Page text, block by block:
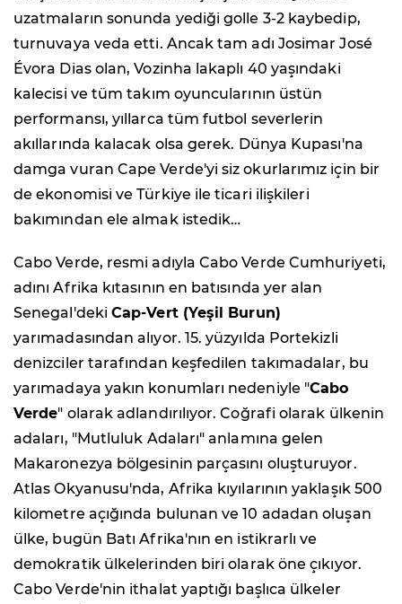
uzatmaların sonunda yediği golle 3-2 kaybedip,
turnuvaya veda etti. Ancak tam adı Josimar José
Évora Dias olan, Vozinha lakaplı 40 yaşındaki
kalecisi ve tüm takım oyuncularının üstün
performansı, yıllarca tüm futbol severlerin
akıllarında kalacak olsa gerek. Dünya Kupası'na
damga vuran Cape Verde'yi siz okurlarımız için bir
de ekonomisi ve Türkiye ile ticari ilişkileri
bakımından ele almak istedik…
Cabo Verde, resmi adıyla Cabo Verde Cumhuriyeti,
adını Afrika kıtasının en batısında yer alan
Senegal'dekiCap-Vert (Yeşil Burun)
yarımadasından alıyor. 15. yüzyılda Portekizli
denizciler tarafından keşfedilen takımadalar, bu
yarımadaya yakın konumları nedeniyle "Cabo
Verde" olarak adlandırılıyor. Coğrafi olarak ülkenin
adaları, "Mutluluk Adaları" anlamına gelen
Makaronezya bölgesinin parçasını oluşturuyor.
Atlas Okyanusu'nda, Afrika kıyılarının yaklaşık 500
kilometre açığında bulunan ve 10 adadan oluşan
ülke, bugün Batı Afrika'nın en istikrarlı ve
demokratik ülkelerinden biri olarak öne çıkıyor.
Cabo Verde'nin ithalat yaptığı başlıca ülkeler